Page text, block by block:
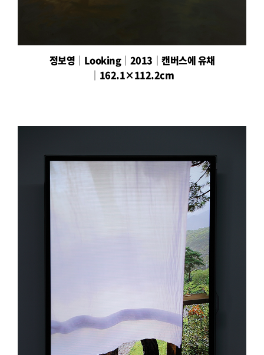
정보영│Looking│2013│캔버스에 유채
│162.1×112.2cm